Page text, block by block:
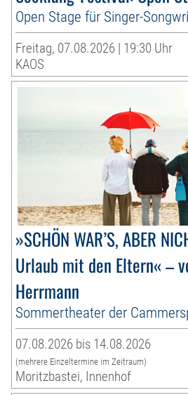
Open Stage für Singer-
Freitag, 07.08.2026 | 19:30 Uhr
KAOS
»SCHÖN WAR’S, ABER
Urlaub mit den Eltern« –
Herrmann
Sommertheater der
07.08.2026 bis 14.08.2026
(mehrere Einzeltermine im Zeitraum)
Moritzbastei, Innenhof